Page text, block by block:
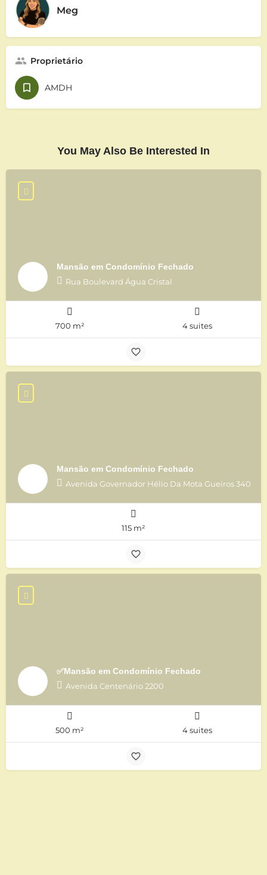
Meg
Proprietário
AMDH
You May Also Be Interested In
Mansão em Condomínio Fechado
Rua Boulevard Água Cristal
700 m² 4 suites
Mansão em Condomínio Fechado
Avenida Governador Hélio Da Mota Gueiros 340
115 m²
✅Mansão em Condomínio Fechado
Avenida Centenário 2200
500 m² 4 suites